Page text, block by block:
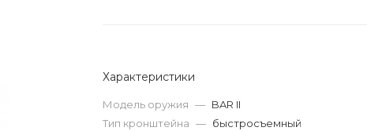
Характеристики
Модель оружия — BAR II
Тип кронштейна — быстросъемный